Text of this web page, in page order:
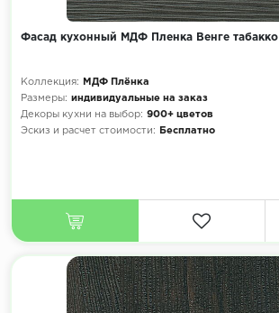
Фасад кухонный МДФ Пленка Венге
Коллекция:
МДФ Плёнка
Размеры: индивидуальные на заказ
Декоры кухни на выбор: 900+ цветов
Эскиз и расчет стоимости:
Бесплатно